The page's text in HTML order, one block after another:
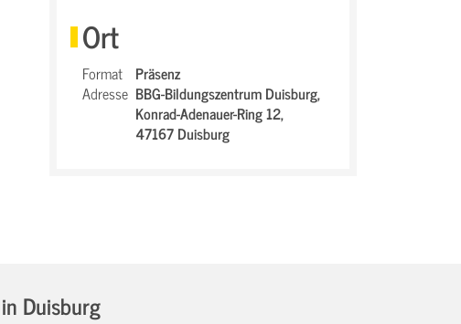
Ort
Format Präsenz
Adresse BBG-Bildungszentrum Duisburg,
Konrad-Adenauer-Ring 12,
47167 Duisburg
in Duisburg